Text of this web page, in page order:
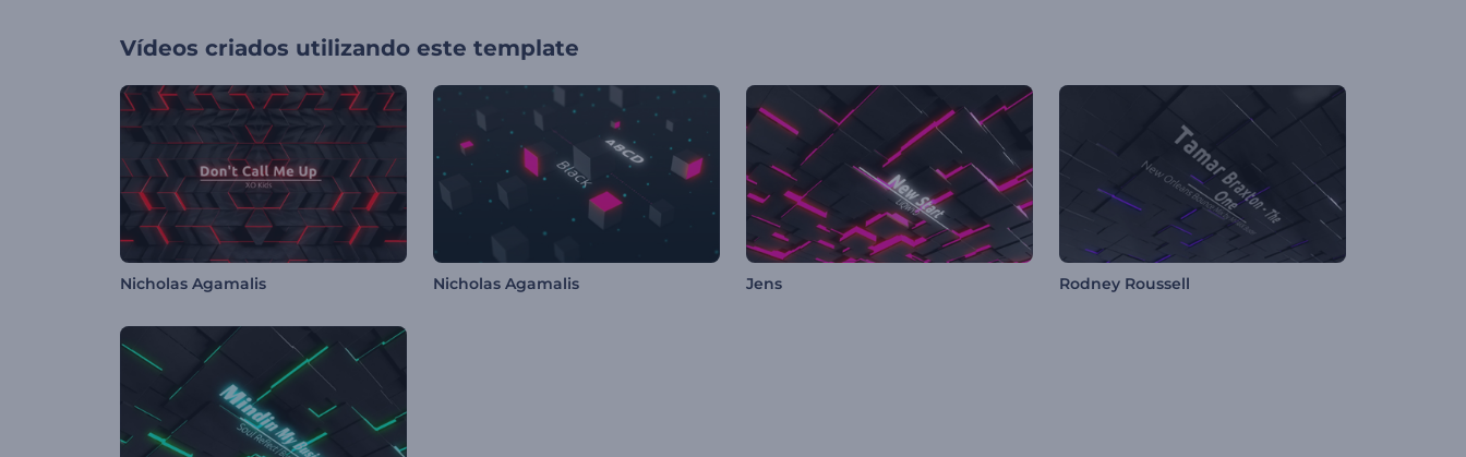
Vídeos criados utilizando este template
Nicholas Agamalis Nicholas Agamalis Jens Rodney Roussell